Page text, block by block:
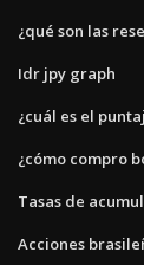
¿qué son las
Idr jpy graph
¿cuál es el
¿cómo compro
Tasas de
Acciones